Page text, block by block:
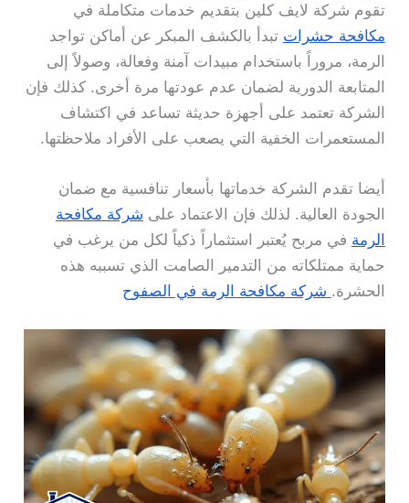
تقوم شركة لايف كلين بتقديم خدمات متكاملة في
مكافحة حشرات تبدأ بالكشف المبكر عن أماكن تواجد
الرمة، مروراً باستخدام مبيدات آمنة وفعالة، وصولاً إلى
المتابعة الدورية لضمان عدم عودتها مرة أخرى. كذلك فإن
الشركة تعتمد على أجهزة حديثة تساعد في اكتشاف
المستعمرات الخفية التي يصعب على الأفراد ملاحظتها.
أيضا تقدم الشركة خدماتها بأسعار تنافسية مع ضمان
الجودة العالية. لذلك فإن الاعتماد على شركة مكافحة
الرمة في مربح يُعتبر استثماراً ذكياً لكل من يرغب في
حماية ممتلكاته من التدمير الصامت الذي تسببه هذه
الحشرة. شركة مكافحة الرمة في الصفوح